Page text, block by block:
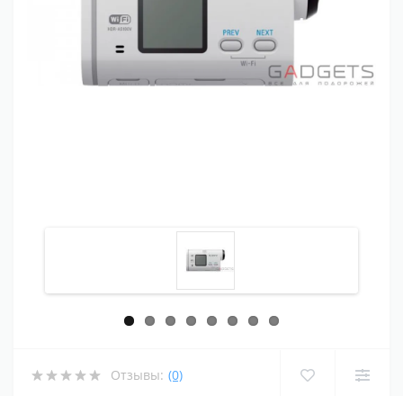
Отзывы: (0)